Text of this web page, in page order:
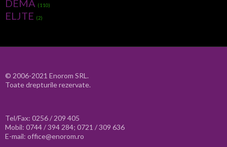
DEMA (110)
ELJTE (2)
© 2006-2021 Enorom SRL.
Toate drepturile rezervate.
Tel/Fax: 0256 / 209 405
Mobil: 0744 / 394 284; 0721 / 309 636
E-mail: office@enorom.ro